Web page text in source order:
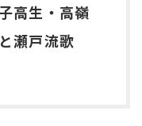
高生・高嶺
瀬戸流歌